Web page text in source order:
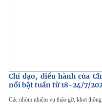
Chỉ đạo, điều hành của
nổi bật tuần từ 18-24/7/
Các nhóm nhiệm vụ tháo gỡ, khơi